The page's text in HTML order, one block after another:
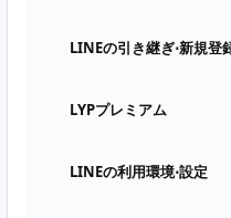
LINEの引き継ぎ⋅新規登
LYPプレミアム
LINEの利用環境⋅設定